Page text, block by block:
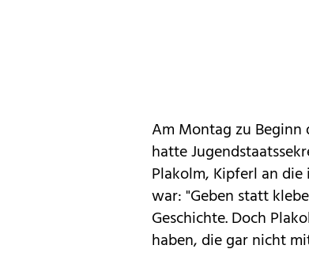
Am Montag zu
hatte
Plakolm, Kipferl an
war: "Geben statt
Geschichte. Doch
haben, die gar nicht